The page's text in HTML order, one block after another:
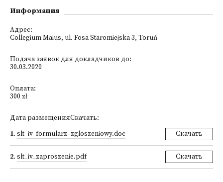
Информация
Адрес:
Collegium Maius, ul. Fosa Staromiejska 3, Toruń
Подача заявок для докладчиков до:
30.03.2020
Оплата:
300 zł
Дата размещенияСкачать:
1. slt_iv_formularz_zgloszeniowy.doc Скачать
2. slt_iv_zaproszenie.pdf Скачать